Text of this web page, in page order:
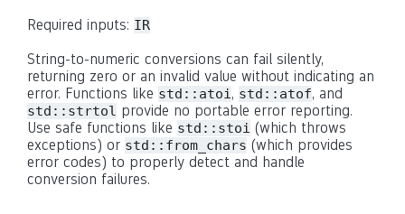
Required inputs: IR
String-to-numeric conversions can fail silently,
returning zero or an invalid value without indicating an
error. Functions like std::atoi, std::atof, and
std::strtol provide no portable error reporting.
Use safe functions like std::stoi (which throws
exceptions) or std::from_chars (which provides
error codes) to properly detect and handle
conversion failures.